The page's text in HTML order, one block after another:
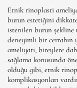
Etnik rinoplasti
burun estetiğini
istenilen burun şekline
deneyimli bir
ameliyatı, bireylere
sağlama konusunda
olduğu gibi, etnik
komplikasyonları